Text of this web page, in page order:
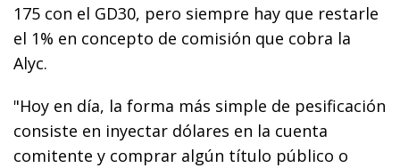
175 con el GD30, pero siempre hay que restarle
el 1% en concepto de comisión que cobra la
Alyc.
"Hoy en día, la forma más simple de pesificación
consiste en inyectar dólares en la cuenta
comitente y comprar algún título público o